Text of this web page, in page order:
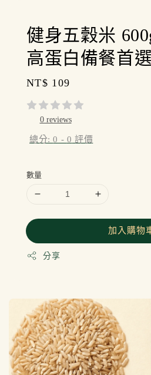
健身五穀米
高蛋白備餐首選
Regular
price
NT$ 109
0 reviews
總分:0 - 0 評價
數量
加入購物
分享